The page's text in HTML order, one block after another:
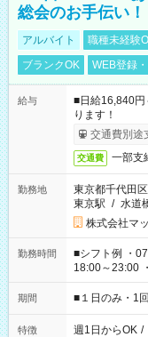
総会のお手伝い！
アルバイト 職種未経験
ブランクOK
WEB登録
給与
■日給16,840
ります！
交通費別途
交通費 一部支
勤務地
東京都千代田区
東京駅 / 水道
株式会社マ
勤務時間
■シフト例 ・
18:00～23:00
etc ★最短で3時間で5,120円のお仕事から 15時間で2万円近く稼
げるお仕事も！ ご希望のお時間に合わせてご紹介！ ※シフ
ください！
期間 ■１日のみ・1
特徴 週1日からOK /